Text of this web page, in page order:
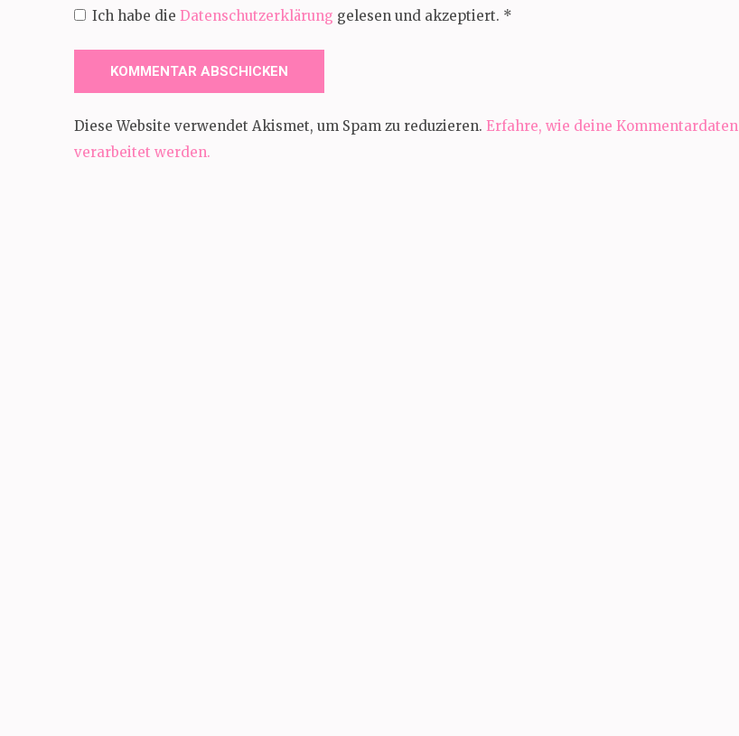
Ich habe die Datenschutzerklärung gelesen und akzeptiert. *
Diese Website verwendet Akismet, um Spam zu reduzieren. Erfahre, wie deine Kommentardaten
verarbeitet werden.